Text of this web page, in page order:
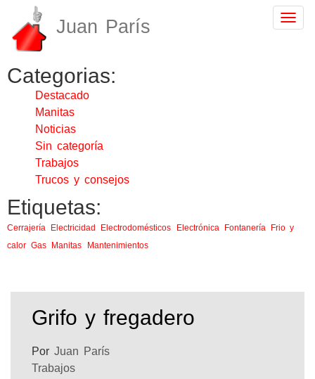
Juan París
Categorias:
Destacado
Manitas
Noticias
Sin categoría
Trabajos
Trucos y consejos
Etiquetas:
Cerrajería Electricidad Electrodomésticos Electrónica Fontanería
Frio y
calor Gas Manitas Mantenimientos
Grifo y fregadero
PorJuan París
Trabajos